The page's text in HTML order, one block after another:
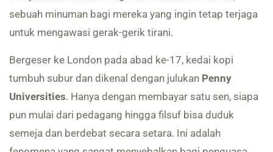
sebuah minuman bagi mereka yang ingin tetap terjaga
untuk mengawasi gerak-gerik tirani.
Bergeser ke London pada abad ke-17, kedai kopi
tumbuh subur dan dikenal dengan julukan Penny
Universities. Hanya dengan membayar satu sen, siapa
pun mulai dari pedagang hingga filsuf bisa duduk
semeja dan berdebat secara setara. Ini adalah